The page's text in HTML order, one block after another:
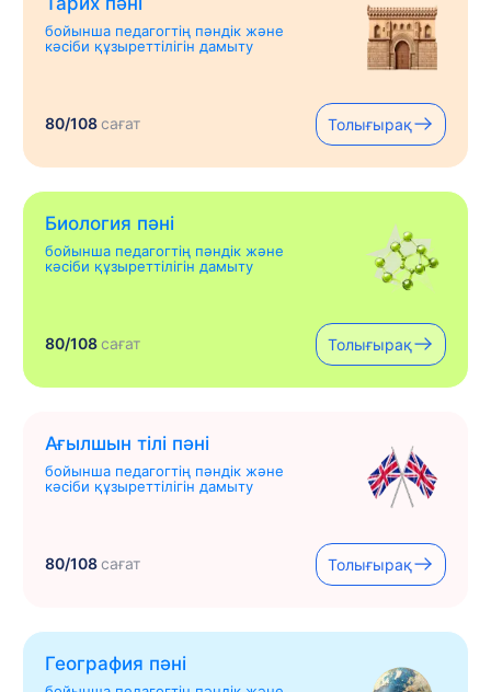
бойынша педагогтің пәндік және
кәсіби құзыреттілігін дамыту
80/108сағат Толығырақ
Биология пәні
бойынша педагогтің пәндік және
кәсіби құзыреттілігін дамыту
80/108сағат Толығырақ
Ағылшын тілі пәні
бойынша педагогтің пәндік және
кәсіби құзыреттілігін дамыту
80/108сағат Толығырақ
География пәні